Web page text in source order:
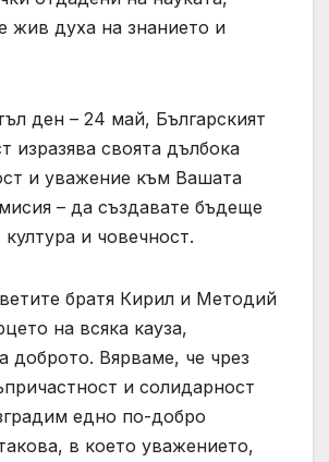
жив духа на знанието и
ден – 24 май, Българският
изразява своята дълбока
и уважение към Вашата
– да създавате бъдеще
култура и човечност.
братя Кирил и Методий
на всяка кауза,
доброто. Вярваме, че чрез
и солидарност
едно по-добро
в което уважението,